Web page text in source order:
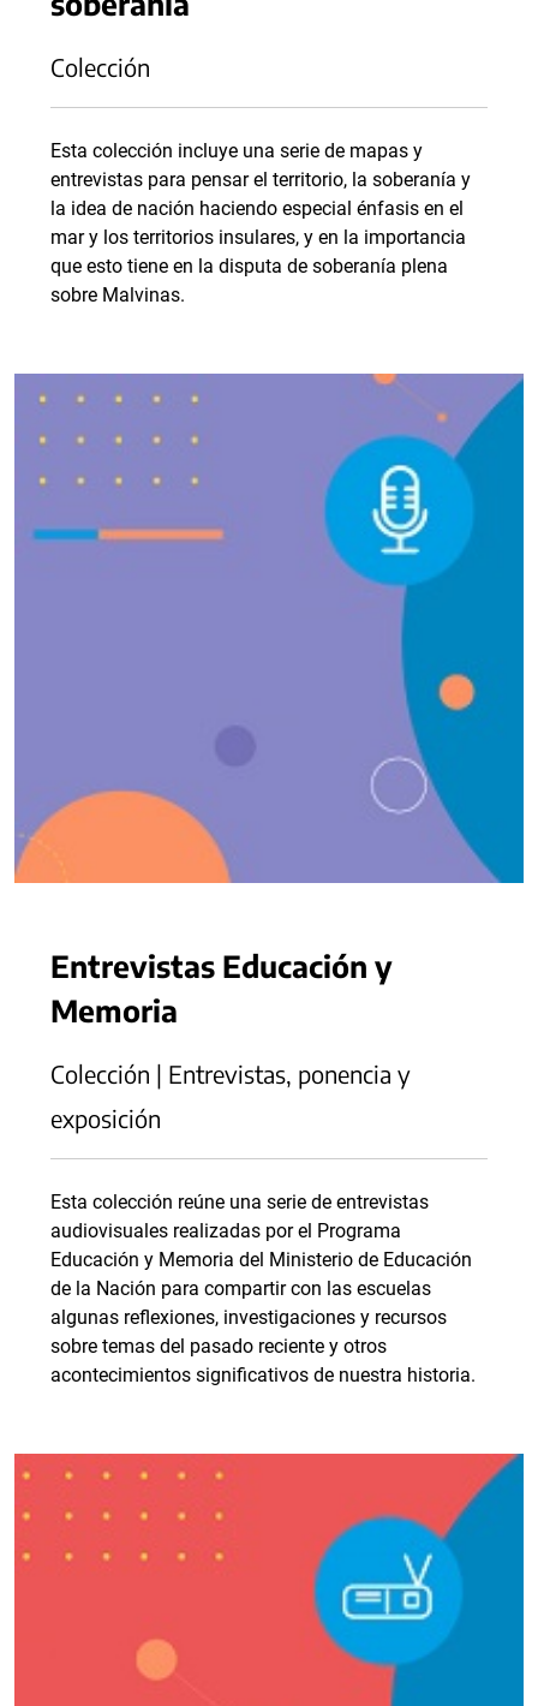
Colección
Esta colección incluye una serie de mapas y
entrevistas para pensar el territorio, la soberanía y
la idea de nación haciendo especial énfasis en el
mar y los territorios insulares, y en la importancia
que esto tiene en la disputa de soberanía plena
sobre Malvinas.
Entrevistas Educación y
Memoria
Colección | Entrevistas, ponencia y
exposición
Esta colección reúne una serie de entrevistas
audiovisuales realizadas por el Programa
Educación y Memoria del Ministerio de Educación
de la Nación para compartir con las escuelas
algunas reflexiones, investigaciones y recursos
sobre temas del pasado reciente y otros
acontecimientos significativos de nuestra historia.